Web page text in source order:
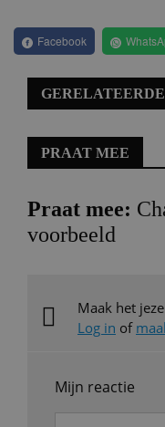
Facebook
PRAAT MEE
Praat mee:
voorbeeld
Maak het
Log in of
Mijn reactie